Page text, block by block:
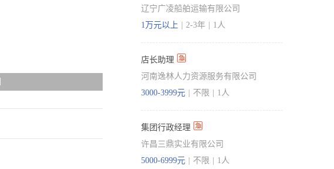
辽宁广凌船舶运输有限公司
1万元以上
2-3年 1人
店长助理
河南逸林人力资源服务有限公司
3000-3999元
不限 1人
集团行政经理
许昌三鼎实业有限公司
5000-6999元
不限 1人